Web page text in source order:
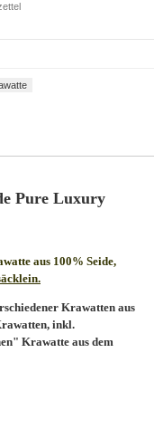
Pure Luxury
aus 100% Seide,
Krawatten aus
inkl.
Krawatte aus dem